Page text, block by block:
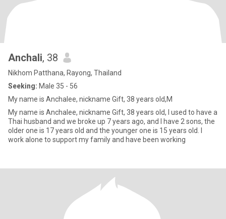
Anchali, 38
Nikhom Patthana, Rayong, Thailand
Seeking: Male 35 - 56
My name is Anchalee, nickname Gift, 38 years old,M
My name is Anchalee, nickname Gift, 38 years old, I used to have a
Thai husband and we broke up 7 years ago, and I have 2 sons, the
older one is 17 years old and the younger one is 15 years old. I
work alone to support my family and have been working